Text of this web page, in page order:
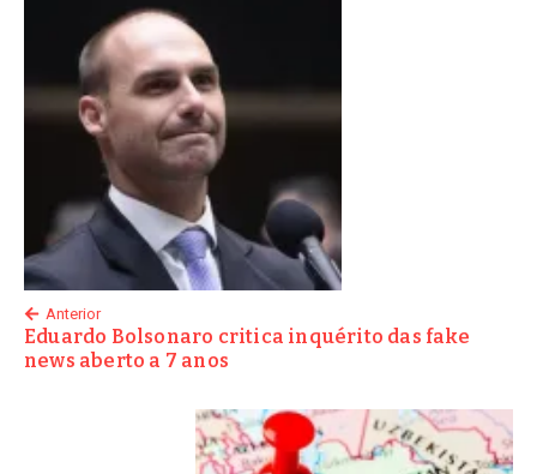
Anterior
Eduardo Bolsonaro critica inquérito das fake
news aberto a 7 anos